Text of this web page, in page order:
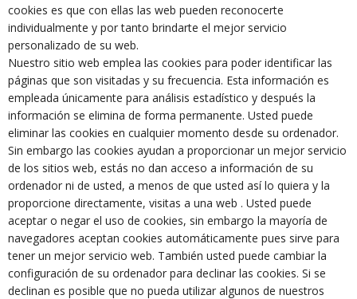
cookies es que con ellas las web pueden reconocerte
individualmente y por tanto brindarte el mejor servicio
personalizado de su web.
Nuestro sitio web emplea las cookies para poder identificar las
páginas que son visitadas y su frecuencia. Esta información es
empleada únicamente para análisis estadístico y después la
información se elimina de forma permanente. Usted puede
eliminar las cookies en cualquier momento desde su ordenador.
Sin embargo las cookies ayudan a proporcionar un mejor servicio
de los sitios web, estás no dan acceso a información de su
ordenador ni de usted, a menos de que usted así lo quiera y la
proporcione directamente, visitas a una web . Usted puede
aceptar o negar el uso de cookies, sin embargo la mayoría de
navegadores aceptan cookies automáticamente pues sirve para
tener un mejor servicio web. También usted puede cambiar la
configuración de su ordenador para declinar las cookies. Si se
declinan es posible que no pueda utilizar algunos de nuestros